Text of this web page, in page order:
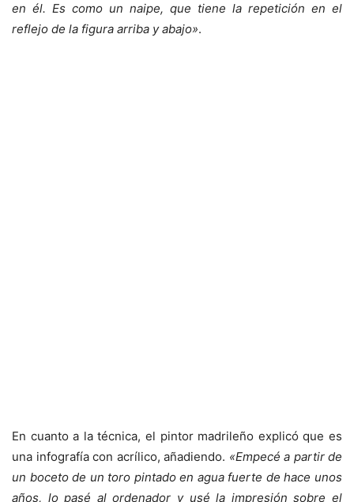
en él. Es como un naipe, que tiene la repetición en el
reflejo de la figura arriba y abajo».
En cuanto a la técnica, el pintor madrileño explicó que es
una infografía con acrílico, añadiendo. «Empecé a partir de
un boceto de un toro pintado en agua fuerte de hace unos
años, lo pasé al ordenador y usé la impresión sobre el